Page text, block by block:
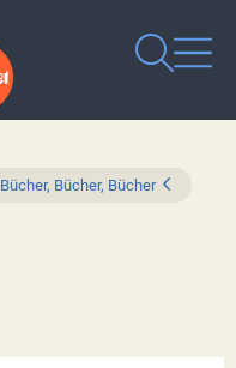
Bücher, Bücher, Bücher